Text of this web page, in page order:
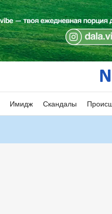
Имидж Скандалы